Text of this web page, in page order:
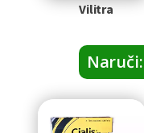
Vilitra